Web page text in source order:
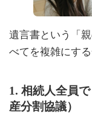
遺言書という「
べてを複雑にす
1. 相続人全員
産分割協議）